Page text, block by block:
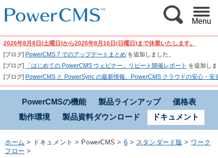
Menu
2026年8月8日(土曜日)から2026年8月16日(日曜日)まで休業いたします。
[ブログ] PowerCMS 7 でのアップデートまとめ を追加しました。
[ブログ]
「はじめての PowerCMS ウェビナー」リピート開催レポート を追加し
[ブログ] PowerCMS と PowerSync の最新情報、PowerCMS クラウドの安心・
PowerCMSの機能 製品ラインアップ
価格表
動作環境
製品資料ダウンロード ドキュメント
ホーム > ドキュメント> PowerCMS> 6 > スタンダード版 > ワーク
フロー >